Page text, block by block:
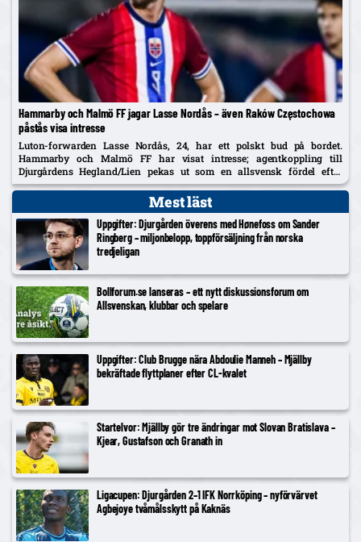
Hammarby och Malmö FF jagar Lasse Nordås – även Raków Częstochowa
påstås visa intresse
Luton-forwarden Lasse Nordås, 24, har ett polskt bud på bordet.
Hammarby och Malmö FF har visat intresse; agentkoppling till
Djurgårdens Hegland/Lien pekas ut som en allsvensk fördel efter
norrmannens succélån i Heerenveen.
Mest läst
Uppgifter: Djurgården överens med Hønefoss om Sander
Ringberg – miljonbelopp, toppförsäljning från norska
tredjeligan
Bollforum.se lanseras – ett nytt diskussionsforum om
Allsvenskan, klubbar och spelare
Uppgifter: Club Brugge nära Abdoulie Manneh – Mjällby
bekräftade flyttplaner efter CL-kvalet
Startelvor: Mjällby gör tre ändringar mot Slovan Bratislava –
Kjear, Gustafson och Granath in
Ligacupen: Djurgården 2–1 IFK Norrköping – nyförvärvet
Agbejoye tvåmålsskytt på Kaknäs